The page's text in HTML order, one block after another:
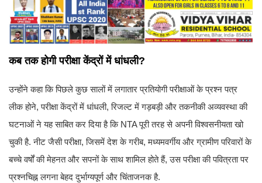
कब तक होगी परीक्षा केंद्रों में धांधली?
उन्होंने कहा कि पिछले कुछ सालों में लगातार प्रतियोगी परीक्षाओं के प्रश्न पत्र
लीक होने, परीक्षा केंद्रों में धांधली, रिजल्ट में गड़बड़ी और तकनीकी अव्यवस्था की
घटनाओं ने यह साबित कर दिया है कि NTA पूरी तरह से अपनी विश्वसनीयता खो
चुकी है. नीट जैसी परीक्षा, जिसमें देश के गरीब, मध्यमवर्गीय और ग्रामीण परिवारों के
बच्चे वर्षों की मेहनत और सपनों के साथ शामिल होते हैं, उस परीक्षा की पवित्रता पर
प्रश्नचिह्न लगना बेहद दुर्भाग्यपूर्ण और चिंताजनक है.